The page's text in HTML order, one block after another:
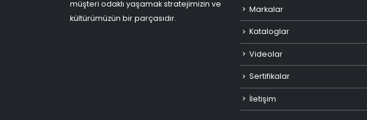
Kataloglar
Videolar
Sertifikalar
İletişim